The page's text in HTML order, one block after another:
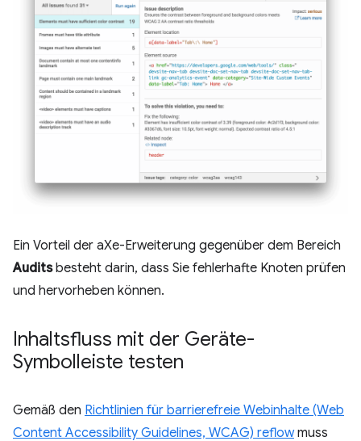
Ein Vorteil der aXe-Erweiterung gegenüber dem Bereich
Auditsbesteht darin, dass Sie fehlerhafte Knoten prüfen
und hervorheben können.
Inhaltsfluss mit der Geräte-
Symbolleiste testen
Gemäß den Richtlinien für barrierefreie Webinhalte (Web
Content Accessibility Guidelines, WCAG) reflowmuss